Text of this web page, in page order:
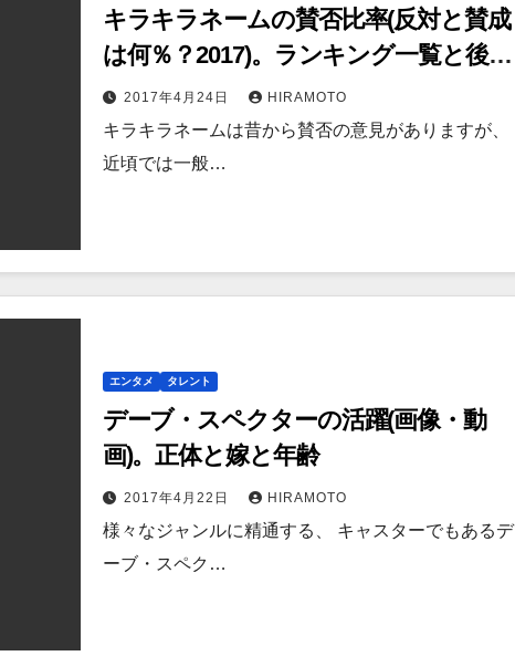
キラキラネームの賛否比率(反対と賛成
は何％？2017)。ランキング一覧と後悔
例2017年4月24日 HIRAMOTO
キラキラネームは昔から賛否の意見がありますが、
近頃では一般…
エンタメ タレント
デーブ・スペクターの活躍(画像・動
画)。正体と嫁と年齢
2017年4月22日 HIRAMOTO
様々なジャンルに精通する、 キャスターでもあるデ
ーブ・スペク…